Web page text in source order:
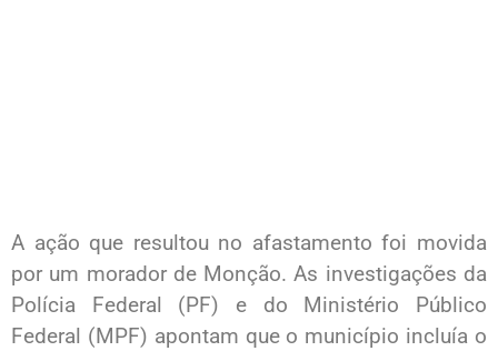
A ação que resultou no afastamento foi movida
por um morador de Monção. As investigações da
Polícia Federal (PF) e do Ministério Público
Federal (MPF) apontam que o município incluía o